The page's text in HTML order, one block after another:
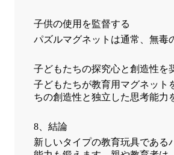
子供の使用を監督する
パズルマグネットは通常、無毒
子どもたちの探究心と創造性を
子どもたちが教育用マグネット
ちの創造性と独立した思考能力
8、結論
新しいタイプの教育玩具である